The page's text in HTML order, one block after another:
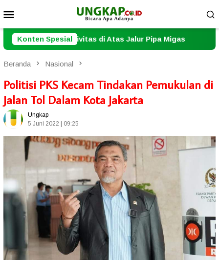
ke
kontenMobile
Konten Spesial
Jalur Pipa Migas Pererat Sinergi, Polresta
Beranda Nasional
Politisi PKS Kecam Tindakan Pemukulan di
Jalan Tol Dalam Kota Jakarta
Ungkap
5 Juni 2022 | 09:25